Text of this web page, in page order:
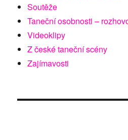
Soutěže
Taneční osobnosti –
Videoklipy
Z české taneční scény
Zajímavosti